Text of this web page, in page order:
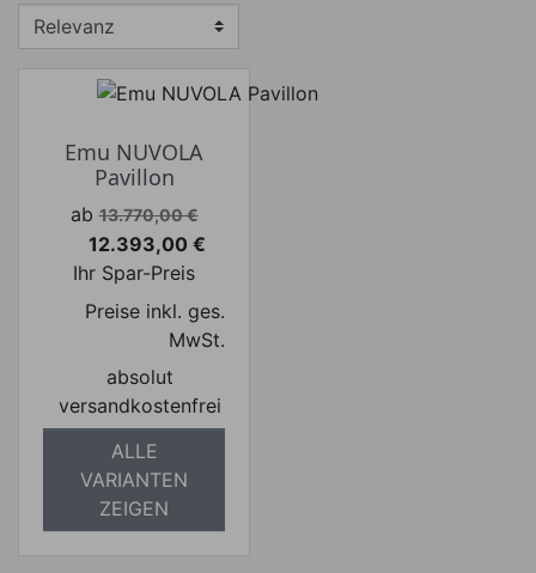
Emu NUVOLA
Pavillon
Verkaufspreis
ab 13.770,00 €
Preis
12.393,00 €
Ihr Spar-Preis
Preise inkl. ges.
MwSt.
absolut
versandkostenfrei
ALLE
VARIANTEN
ZEIGEN